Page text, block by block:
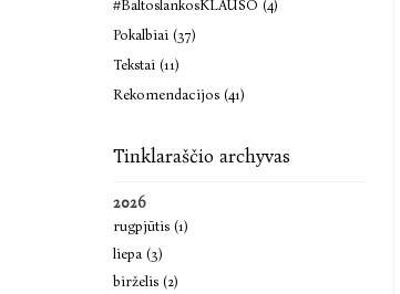
#BaltoslankosKLAUSO (4)
Pokalbiai (37)
Tekstai (11)
Rekomendacijos (41)
Tinklaraščio archyvas
2026
rugpjūtis (1)
liepa (3)
birželis (2)